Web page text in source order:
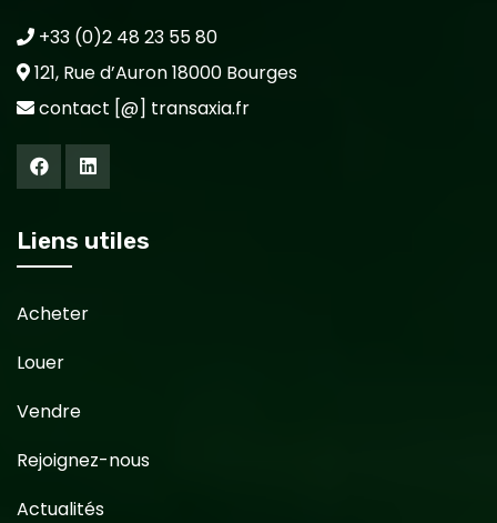
+33 (0)2 48 23 55 80
121, Rue d’Auron 18000 Bourges
contact [@] transaxia.fr
Liens utiles
Acheter
Louer
Vendre
Rejoignez-nous
Actualités